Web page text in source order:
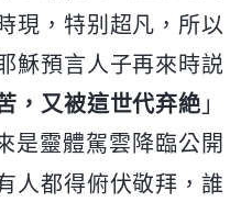
現，特别超凡，所以
穌預言人子再來時説
，又被這世代弃絶 」
是靈體駕雲降臨公開
人都得俯伏敬拜，誰